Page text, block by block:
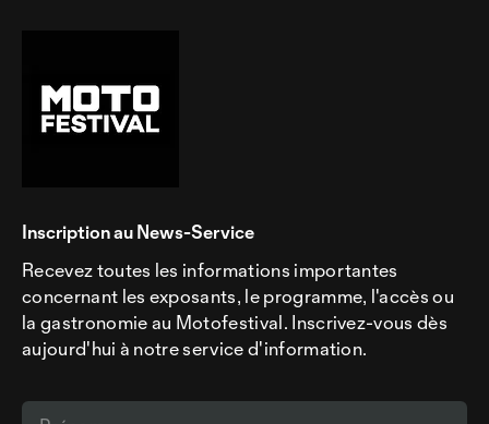
Inscription au News-Service
Recevez toutes les informations importantes
concernant les exposants, le programme, l'accès ou
la gastronomie au Motofestival. Inscrivez-vous dès
aujourd'hui à notre service d'information.